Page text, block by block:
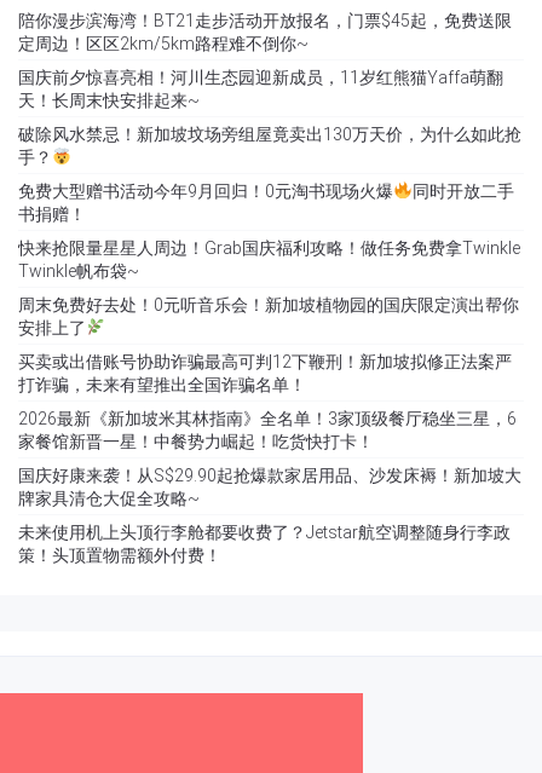
陪你漫步滨海湾！BT21走步活动开放报名，门票$45起，免费送限
定周边！区区2km/5km路程难不倒你~
国庆前夕惊喜亮相！河川生态园迎新成员，11岁红熊猫Yaffa萌翻
天！长周末快安排起来~
破除风水禁忌！新加坡坟场旁组屋竟卖出130万天价，为什么如此抢
手？
免费大型赠书活动今年9月回归！0元淘书现场火爆
同时开放二手
书捐赠！
快来抢限量星星人周边！Grab国庆福利攻略！做任务免费拿Twinkle
Twinkle帆布袋~
周末免费好去处！0元听音乐会！新加坡植物园的国庆限定演出帮你
安排上了
买卖或出借账号协助诈骗最高可判12下鞭刑！新加坡拟修正法案严
打诈骗，未来有望推出全国诈骗名单！
2026最新《新加坡米其林指南》全名单！3家顶级餐厅稳坐三星，6
家餐馆新晋一星！中餐势力崛起！吃货快打卡！
国庆好康来袭！从S$29.90起抢爆款家居用品、沙发床褥！新加坡大
牌家具清仓大促全攻略~
未来使用机上头顶行李舱都要收费了？Jetstar航空调整随身行李政
策！头顶置物需额外付费！